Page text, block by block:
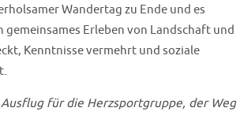
Wandertag zu Ende und es
gemeinsames Erleben von Landschaft und
Kenntnisse vermehrt und soziale
für die Herzsportgruppe, der Weg